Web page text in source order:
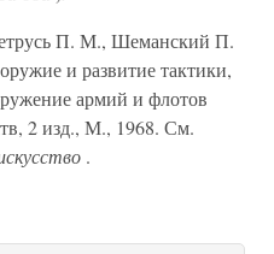
П. М., Шеманский П.
и развитие тактики,
армий и флотов
2 изд., М., 1968. См.
.